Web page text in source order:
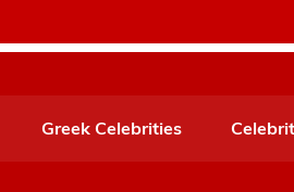
Greek Celebrities